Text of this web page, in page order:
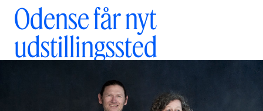
Odense får nyt
udstillingssted